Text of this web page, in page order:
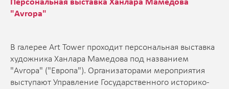
Персональная выставка Ханлара Мамедова
"Avropa"
В галерее Art Tower проходит персональная выставка
художника Ханлара Мамедова под названием
"Avropa" ("Европа"). Организаторами мероприятия
выступают Управление Государственного историко-